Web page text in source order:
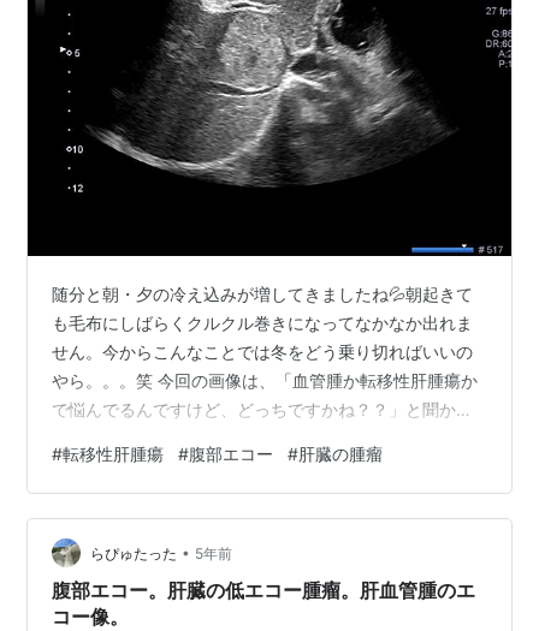
随分と朝・夕の冷え込みが増してきましたね💦朝起きて
も毛布にしばらくクルクル巻きになってなかなか出れま
せん。今からこんなことでは冬をどう乗り切ればいいの
やら。。。笑 今回の画像は、「血管腫か転移性肝腫瘍か
で悩んでるんですけど、どっちですかね？？」と聞かれ
は不均一で中心近くに低エコー域を認めます。後方エコ
ーは少し増強してる印象です。腫瘤の周囲には低エコー
帯が見られます。 肝臓の高エコー腫瘤は血管腫に特異的
な所見ではなくエコー検査中に腫瘤の経時的にエコー輝
度が変わる所見をを認めた時に血管腫と判断できると言
われています。（wax and wane …
#転移性肝腫瘍 #腹部エコー #肝臓の腫瘤
らぴゅたった • 5年前
腹部エコー。肝臓の低エコー腫瘤。肝血管腫のエ
コー像。